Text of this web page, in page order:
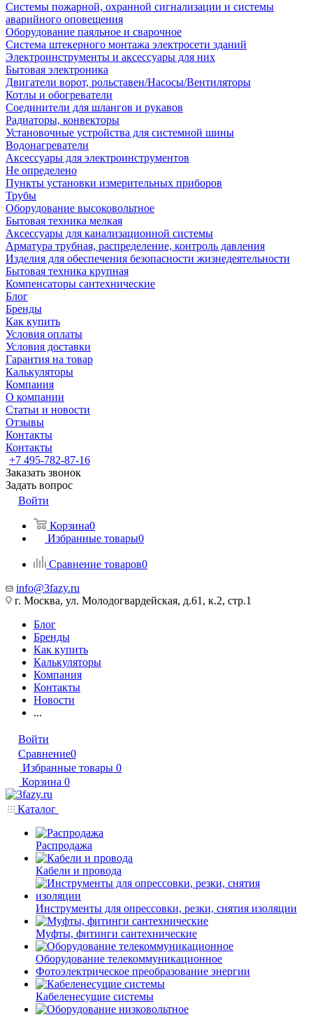
Системы пожарной, охранной сигнализации и системы
аварийного оповещения
Оборудование паяльное и сварочное
Система штекерного монтажа электросети зданий
Электроинструменты и аксессуары для них
Бытовая электроника
Двигатели ворот, рольставен/Насосы/Вентиляторы
Котлы и обогреватели
Соединители для шлангов и рукавов
Радиаторы, конвекторы
Установочные устройства для системной шины
Водонагреватели
Аксессуары для электроинструментов
Не определено
Пункты установки измерительных приборов
Трубы
Оборудование высоковольтное
Бытовая техника мелкая
Аксессуары для канализационной системы
Арматура трубная, распределение, контроль давления
Изделия для обеспечения безопасности жизнедеятельности
Бытовая техника крупная
Компенсаторы сантехнические
Блог
Бренды
Как купить
Условия оплаты
Условия доставки
Гарантия на товар
Калькуляторы
Компания
О компании
Статьи и новости
Отзывы
Контакты
Контакты
+7 495-782-87-16
Заказать звонок
Задать вопрос
Войти
Корзина0
Избранные товары0
Сравнение товаров0
info@3fazy.ru
г. Москва, ул. Молодогвардейская, д.61, к.2, стр.1
Блог
Бренды
Как купить
Калькуляторы
Компания
Контакты
Новости
...
Войти
Сравнение0
Избранные товары 0
Корзина 0
Каталог
Распродажа
Кабели и провода
Инструменты для опрессовки, резки, снятия изоляции
Муфты, фитинги сантехнические
Оборудование телекоммуникационное
Фотоэлектрическое преобразование энергии
Кабеленесущие системы